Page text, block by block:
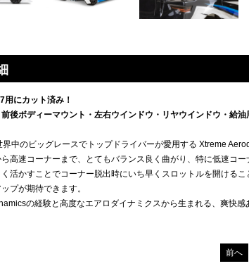
用にカット済み！
後ボディーマウント・左右ウインドウ・リヤウインドウ・給
界中のビッグレースでトップドライバーが愛用する Xtreme
高速コーナーまで、とてもバランス良く曲がり、特に低速コ
活かすことでコーナー脱出時にいち早くスロットルを開けるこ
プが期待できます。
の経験と高度なエアロダイナミクスから生まれる、爽快感
前へ